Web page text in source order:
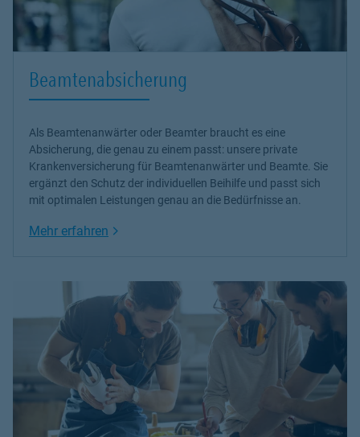
Beamtenabsicherung
Als Beamtenanwärter oder Beamter braucht es eine
Absicherung, die genau zu einem passt: unsere private
Krankenversicherung für Beamtenanwärter und Beamte. Sie
ergänzt den Schutz der individuellen Beihilfe und passt sich
mit optimalen Leistungen genau an die Bedürfnisse an.
Mehr erfahren Link Opens in New Tab